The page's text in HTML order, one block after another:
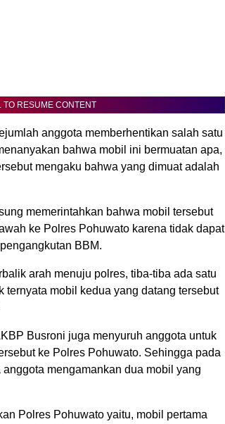
TO RESUME CONTENT
anggota memberhentikan salah satu
bahwa mobil ini bermuatan apa,
mengaku bahwa yang dimuat adalah
memerintahkan bahwa mobil tersebut
ke Polres Pohuwato karena tidak dapat
BBM.
arah menuju polres, tiba-tiba ada satu
ternyata mobil kedua yang datang tersebut
Busroni juga menyuruh anggota untuk
ke Polres Pohuwato. Sehingga pada
mengamankan dua mobil yang
Polres Pohuwato yaitu, mobil pertama